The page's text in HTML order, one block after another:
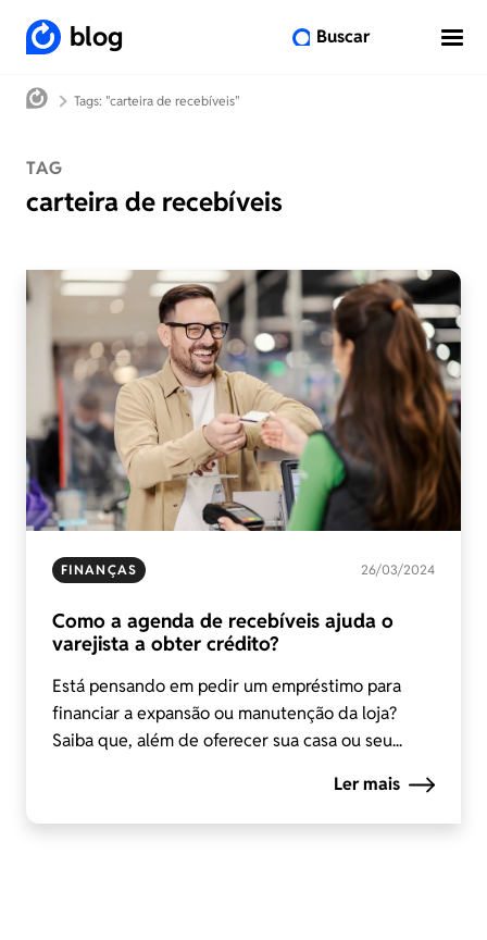
blog Buscar
Tags: "carteira de recebíveis"
TAG
carteira de recebíveis
FINANÇAS 26/03/2024
Como a agenda de recebíveis ajuda o
varejista a obter crédito?
Está pensando em pedir um empréstimo para
financiar a expansão ou manutenção da loja?
Saiba que, além de oferecer sua casa ou seu...
Ler mais